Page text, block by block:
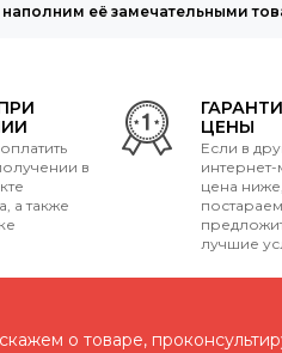
её замечательными
в
а также
ЦЕНЫ
Если в
интернет-
цена
лучшие
о товаре,